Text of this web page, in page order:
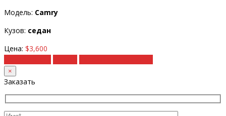
Модель: Camry
Кузов: седан
Цена: $3,600
×
Заказать